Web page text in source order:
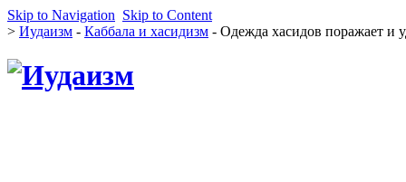
Skip to Navigation Skip to Content
> Иудаизм - Каббала и хасидизм - Одежда хасидов поражает и